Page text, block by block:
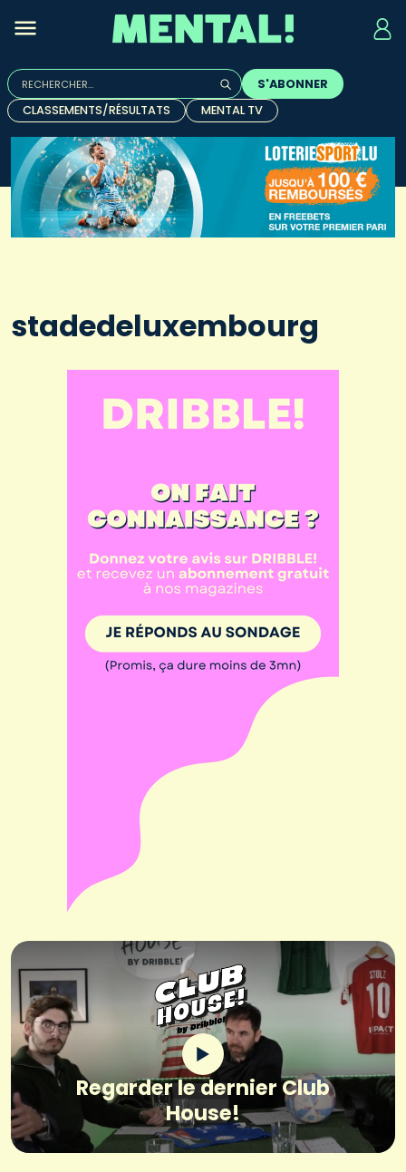
Rechercher :
Quand les résultats de l'auto-complétion sont
S'ABONNER
CLASSEMENTS/RÉSULTATS
MENTAL TV
stadedeluxembourg
Regarder le dernier Club
House!